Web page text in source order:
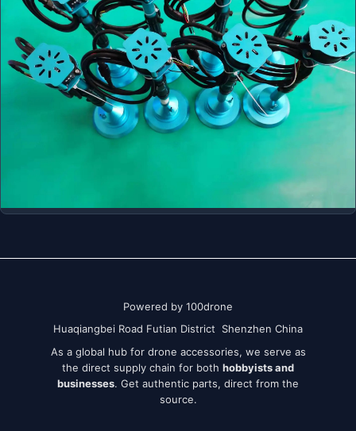
Powered by 100drone
Huaqiangbei Road Futian District Shenzhen China
As a global hub for drone accessories, we serve as
the direct supply chain for both hobbyists and
businesses. Get authentic parts, direct from the
source.